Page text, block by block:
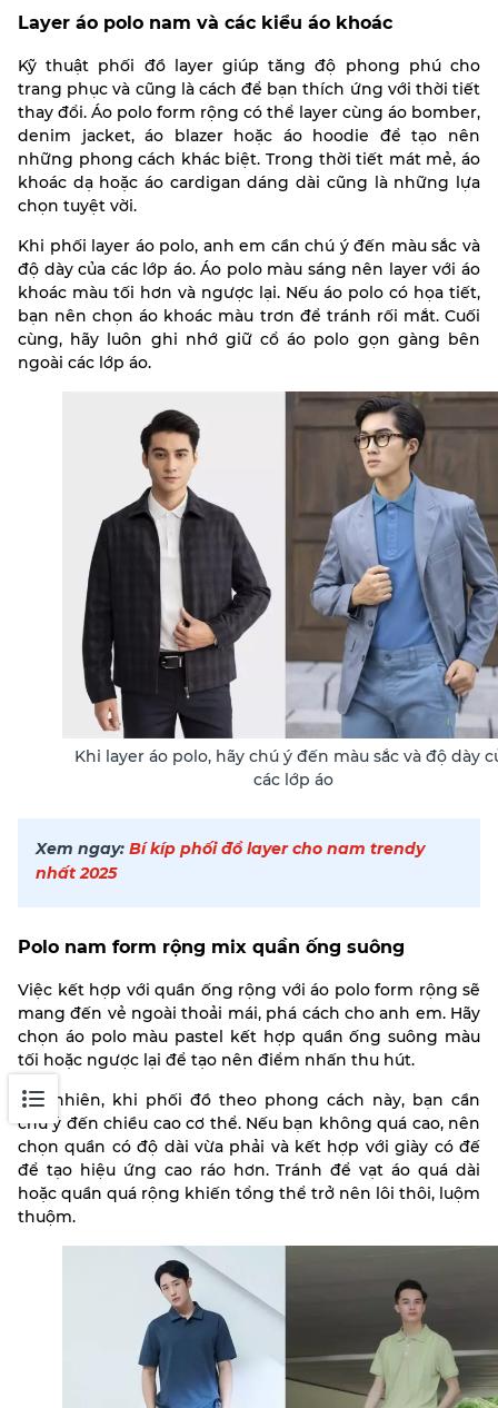
Layer áo polo nam và các kiểu áo khoác
Kỹ thuật phối đồ layer giúp tăng độ phong phú cho
trang phục và cũng là cách để bạn thích ứng với thời tiết
thay đổi. Áo polo form rộng có thể layer cùng áo bomber,
denim jacket, áo blazer hoặc áo hoodie để tạo nên
những phong cách khác biệt. Trong thời tiết mát mẻ, áo
khoác dạ hoặc áo cardigan dáng dài cũng là những lựa
chọn tuyệt vời.
Khi phối layer áo polo, anh em cần chú ý đến màu sắc và
độ dày của các lớp áo. Áo polo màu sáng nên layer với áo
khoác màu tối hơn và ngược lại. Nếu áo polo có họa tiết,
bạn nên chọn áo khoác màu trơn để tránh rối mắt. Cuối
cùng, hãy luôn ghi nhớ giữ cổ áo polo gọn gàng bên
ngoài các lớp áo.
Khi layer áo polo, hãy chú ý đến màu sắc và độ dày
các lớp áo
Xem ngay: Bí kíp phối đồ layer cho nam trendy
nhất 2025
Polo nam form rộng mix quần ống suông
Việc kết hợp với quần ống rộng với áo polo form rộng sẽ
mang đến vẻ ngoài thoải mái, phá cách cho anh em. Hãy
chọn áo polo màu pastel kết hợp quần ống suông màu
tối hoặc ngược lại để tạo nên điểm nhấn thu hút.
Tuy nhiên, khi phối đồ theo phong cách này, bạn cần
chú ý đến chiều cao cơ thể. Nếu bạn không quá cao, nên
chọn quần có độ dài vừa phải và kết hợp với giày có đế
để tạo hiệu ứng cao ráo hơn. Tránh để vạt áo quá dài
hoặc quần quá rộng khiến tổng thể trở nên lôi thôi, luộm
thuộm.